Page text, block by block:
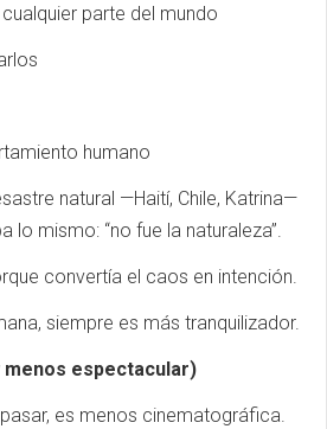
parte del mundo
humano
natural —Haití, Chile, Katrina—
lo mismo: “no fue la naturaleza”.
convertía el caos en intención.
siempre es más tranquilizador.
menos espectacular)
es menos cinematográfica.